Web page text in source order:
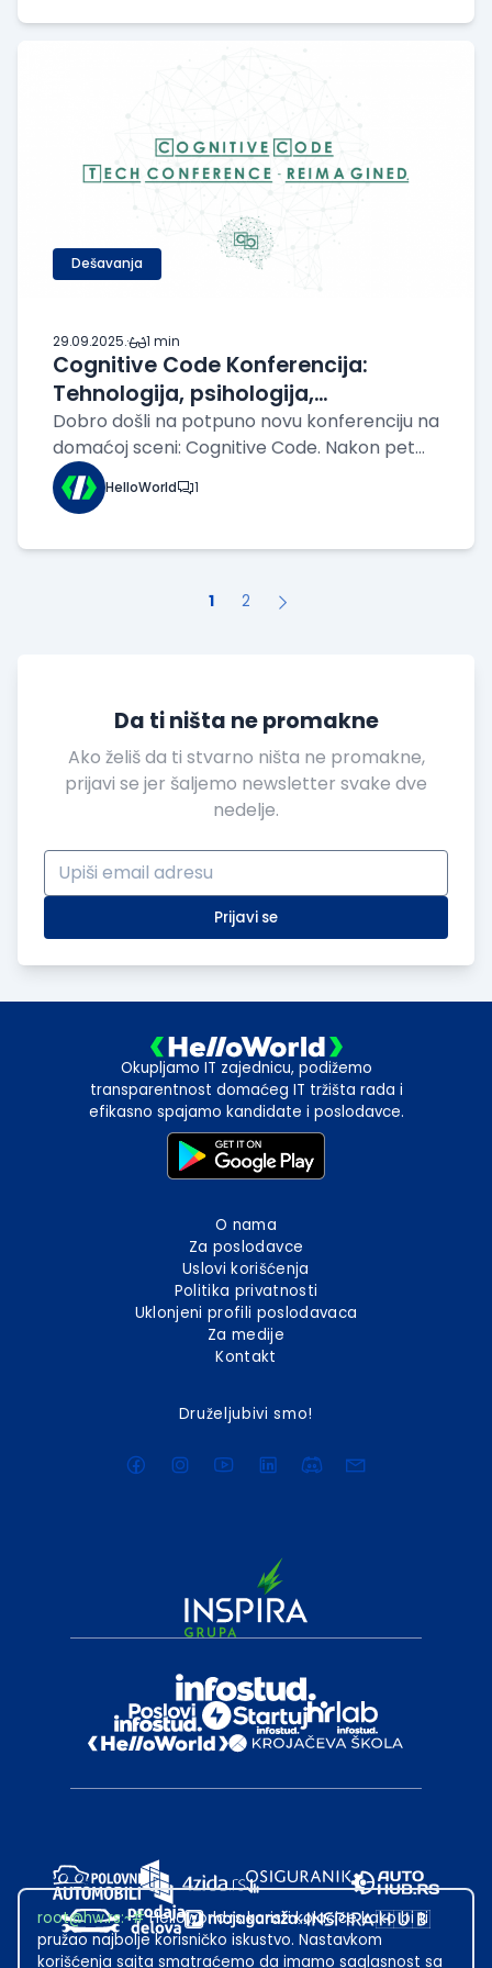
exit-e i predstavnike VC fondova koji u
Dešavanja
29.09.2025.· 1 min
Cognitive Code Konferencija:
Tehnologija, psihologija,
neuronauke i kreativnost – na
jednom mestu
Dobro došli na potpuno novu konferenciju na
domaćoj sceni: Cognitive Code. Nakon pet
godina uspešnog održavanja TXS
konferencije, najveće interne inicijative u
oktobra 2025. biti domaćin prvog izdanja
HelloWorld 1
1 2
Da ti ništa ne promakne
Ako želiš da ti stvarno ništa ne promakne,
prijavi se jer šaljemo newsletter svake dve
nedelje.
Prijavi se
Okupljamo IT zajednicu, podižemo
transparentnost domaćeg IT tržišta rada i
efikasno spajamo kandidate i poslodavce.
O nama
Za poslodavce
Uslovi korišćenja
Politika privatnosti
Uklonjeni profili poslodavaca
Za medije
Kontakt
Druželjubivi smo!
root@hw.rs:~#Helloworld.rs koristi kolačiće kako bi ti
pružao najbolje korisničko iskustvo. Nastavkom
korišćenja sajta smatraćemo da imamo saglasnost sa